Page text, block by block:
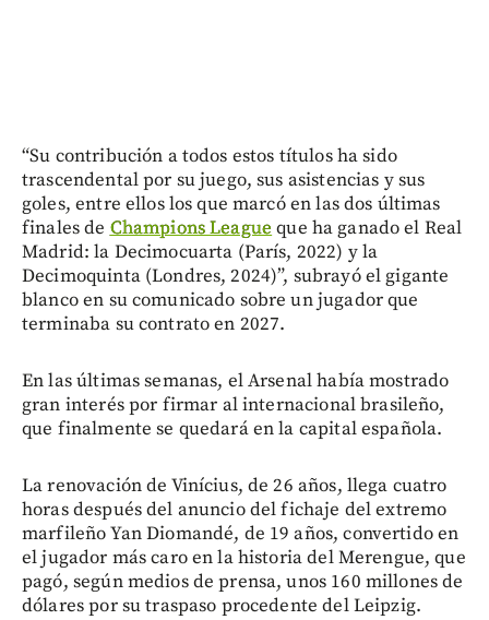
“Su contribución a todos estos títulos ha sido
trascendental por su juego, sus asistencias y sus
goles, entre ellos los que marcó en las dos últimas
finales de Champions League que ha ganado el Real
Madrid: la Decimocuarta (París, 2022) y la
Decimoquinta (Londres, 2024)”, subrayó el gigante
blanco en su comunicado sobre un jugador que
terminaba su contrato en 2027.
En las últimas semanas, el Arsenal había mostrado
gran interés por firmar al internacional brasileño,
que finalmente se quedará en la capital española.
La renovación de Vinícius, de 26 años, llega cuatro
horas después del anuncio del fichaje del extremo
marfileño Yan Diomandé, de 19 años, convertido en
el jugador más caro en la historia del Merengue, que
pagó, según medios de prensa, unos 160 millones de
dólares por su traspaso procedente del Leipzig.